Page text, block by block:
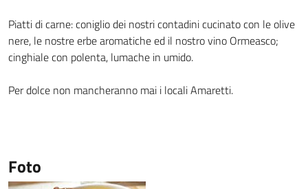
Piatti di carne: coniglio dei nostri contadini cucinato con le olive
nere, le nostre erbe aromatiche ed il nostro vino Ormeasco;
cinghiale con polenta, lumache in umido.
Per dolce non mancheranno mai i locali Amaretti.
Foto